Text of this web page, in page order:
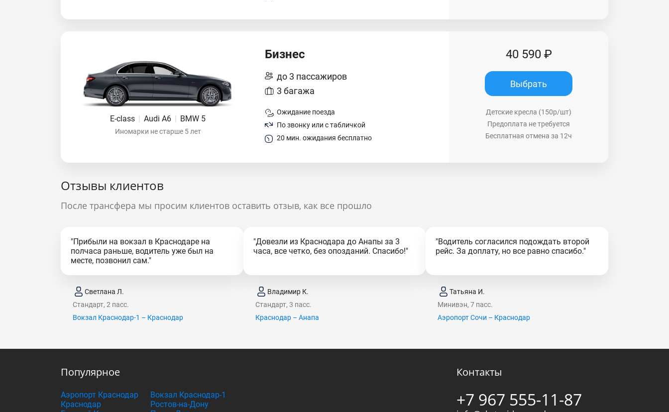
E-class | Audi A6 | BMW 5
Иномарки не старше 5 лет
Бизнес
до 3 пассажиров
3 багажа
Ожидание поезда
По звонку или с табличкой
20 мин. ожидания бесплатно
40 590 ₽
Выбрать
Детские кресла (150р/шт)
Предоплата не требуется
Бесплатная отмена за 12ч
Отзывы клиентов
После трансфера мы просим клиентов оставить отзыв, как все прошло
"Прибыли на вокзал в Краснодаре на
полчаса раньше, водитель уже был на
месте, позвонил сам."
Светлана Л.
Стандарт, 2 пасс.
Вокзал Краснодар-1 – Краснодар
"Довезли из Краснодара до Анапы за 3
часа, все четко, без опозданий. Спасибо!"
Владимир К.
Стандарт, 3 пасс.
Краснодар – Анапа
"Водитель согласился подождать второй
рейс. За доплату, но все равно спасибо."
Татьяна И.
Минивэн, 7 пасс.
Аэропорт Сочи – Краснодар
Популярное
Аэропорт Краснодар
Краснодар
Вокзал Краснодар-1
Ростов-на-Дону
Контакты
+7 967 555-11-87